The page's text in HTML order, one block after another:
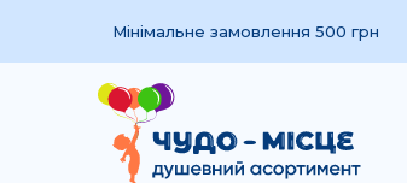
Мінімальне замовлення 500 грн